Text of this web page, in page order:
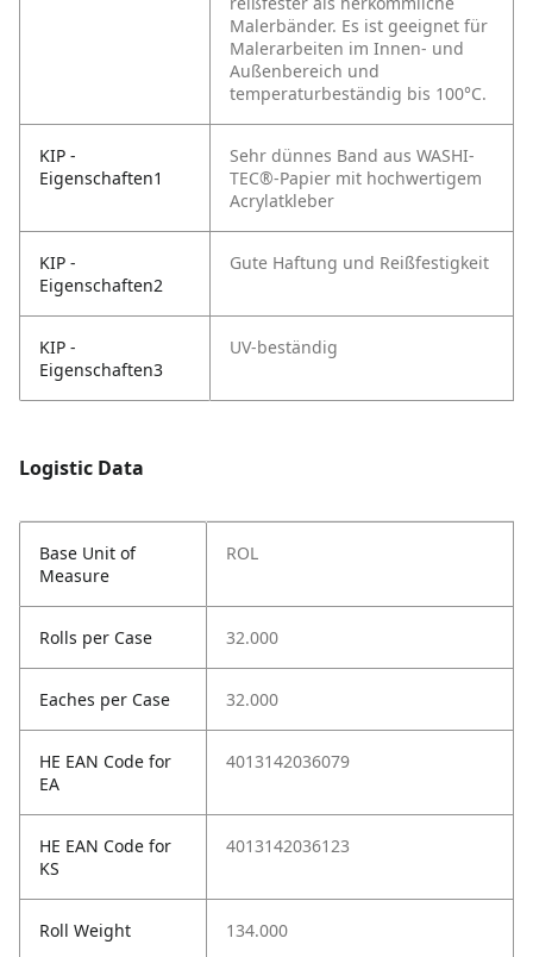
Malerbänder. Es ist geeignet für
Malerarbeiten im Innen- und
Außenbereich und
temperaturbeständig bis 100°C.
KIP -
Eigenschaften1
Sehr dünnes Band aus WASHI-
TEC®-Papier mit hochwertigem
Acrylatkleber
KIP -
Eigenschaften2
Gute Haftung und Reißfestigkeit
KIP -
Eigenschaften3
UV-beständig
Logistic Data
Base Unit of
Measure
ROL
Rolls per Case 32.000
Eaches per Case 32.000
HE EAN Code for
EA
4013142036079
HE EAN Code for
KS
4013142036123
Roll Weight 134.000